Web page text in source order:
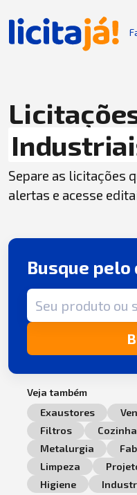
Separe as licitações
alertas e acesse
Busque pelo
Termo de busca
Veja também
Exaustores
Filtros
Cozinha
Metalurgia
Limpeza
Higiene